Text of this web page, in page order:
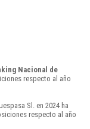
Nacional de
respecto al año
Sl. en 2024 ha
respecto al año